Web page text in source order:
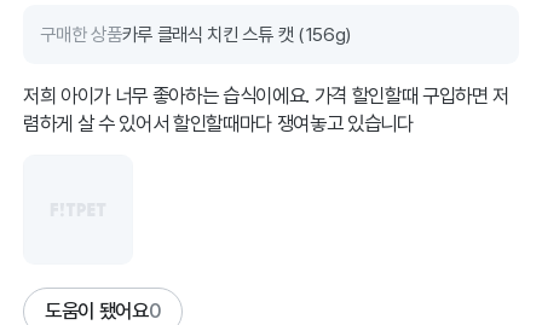
구매한 상품카루 클래식 치킨 스튜 캣 (156g)
저희 아이가 너무 좋아하는 습식이에요. 가격 할인할때 구입하면 저
렴하게 살 수 있어서 할인할때마다 쟁여놓고 있습니다
도움이 됐어요0